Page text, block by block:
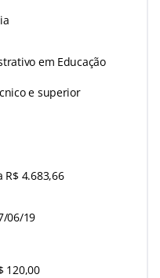
em Educação
e superior
R$ 4.683,66
06/19
120,00